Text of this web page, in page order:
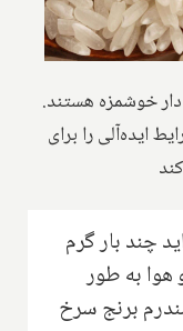
خوشمزه هستند.
ایده‌آلی را برای
چند بار گرم
هوا به طور
برنج سرخ